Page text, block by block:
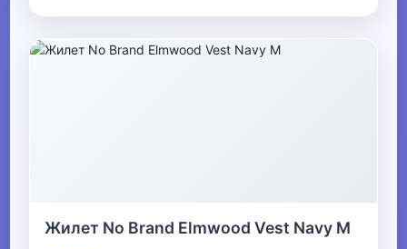
Жилет No Brand Elmwood Vest Navy M